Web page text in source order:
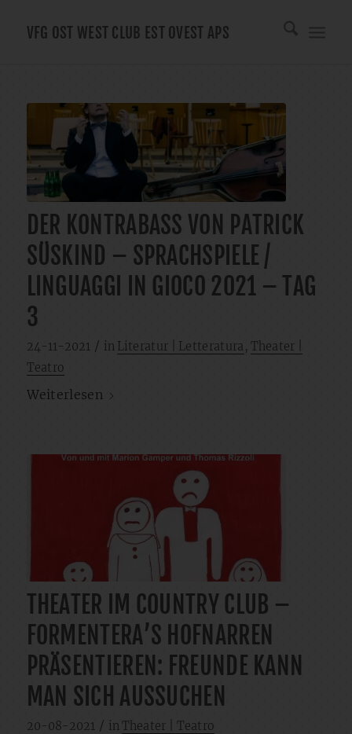
VFG OST WEST CLUB EST OVEST APS
DER KONTRABASS VON PATRICK
SÜSKIND – SPRACHSPIELE /
LINGUAGGI IN GIOCO 2021 – TAG
3
24-11-2021 / in Literatur | Letteratura , Theater |
Teatro
Weiterlesen
THEATER IM COUNTRY CLUB –
FORMENTERA’S HOFNARREN
PRÄSENTIEREN: FREUNDE KANN
MAN SICH AUSSUCHEN
20-08-2021 / inTheater | Teatro